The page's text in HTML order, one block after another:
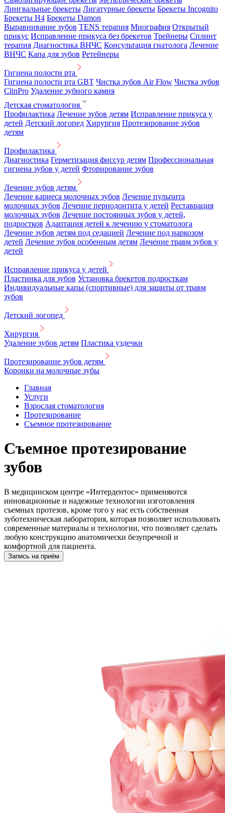
Лингвальные брекеты Лигатурные брекеты Брекеты Incognito
Брекеты H4 Брекеты Damon
Выравнивание зубов TENS терапия Миография Открытый
прикус Исправление прикуса без брекетов Трейнеры Сплинт
терапия Диагностика ВНЧС Консультация гнатолога Лечение
ВНЧС Капа для зубов Ретейнеры
Гигиена полости рта
Гигиена полости рта GBT Чистка зубов Air Flow Чистка зубов
ClinPro Удаление зубного камня
Детская стоматология
Профилактика Лечение зубов детям Исправление прикуса у
детей Детский логопед Хирургия Протезирование зубов
детям
Профилактика
Диагностика Герметизация фиссур детям Профессиональная
гигиена зубов у детей Фторирование зубов
Лечение зубов детям
Лечение кариеса молочных зубов Лечение пульпита
молочных зубов Лечение периодонтита у детей Реставрация
молочных зубов Лечение постоянных зубов у детей,
подростков Адаптация детей к лечению у стоматолога
Лечение зубов детям под седацией Лечение под наркозом
детей Лечение зубов особенным детям Лечение травм зубов у
детей
Исправление прикуса у детей
Пластинка для зубов Установка брекетов подросткам
Индивидуальные капы (спортивные) для защиты от травм
зубов
Детский логопед
Хирургия
Удаление зубов детям Пластика уздечки
Протезирование зубов детям
Коронки на молочные зубы
Главная
Услуги
Взрослая стоматология
Протезирование
Съемное протезирование
Съемное протезирование
зубов
В медицинском центре «Интердентос» применяются
инновационные и надежные технологии изготовления
съемных протезов, кроме того у нас есть собственная
зуботехническая лаборатория, которая позволяет использовать
современные материалы и технологии, что позволяет сделать
любую конструкцию анатомически безупречной и
комфортной для пациента.
Запись на приём